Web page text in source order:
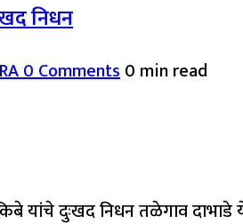
निधन
0 Comments0 min read
यांचे दुःखद निधन तळेगाव